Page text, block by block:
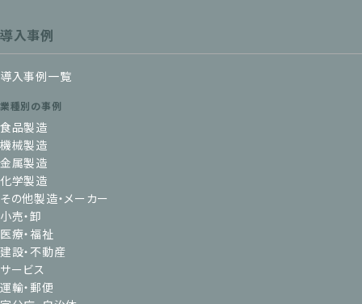
導入事例
導入事例一覧
業種別の事例
食品製造
機械製造
金属製造
化学製造
その他製造・メーカー
小売・卸
医療・福祉
建設・不動産
サービス
運輸・郵便